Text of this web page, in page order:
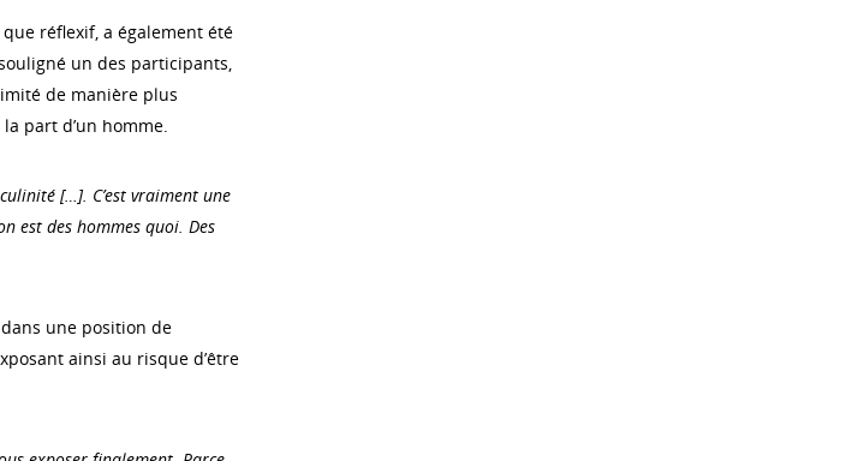
réflexif, a également été
un des participants,
de manière plus
part d’un homme.
[…]. C’est vraiment une
est des hommes quoi. Des
une position de
ainsi au risque d’être